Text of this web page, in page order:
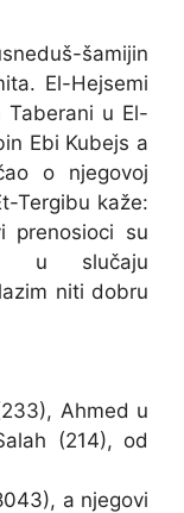
šamijin
El-Hejsemi
Taberani u El-
Ebi Kubejs a
o njegovoj
Tergibu kaže:
prenosioci su
u slučaju
niti dobru
Ahmed u
(214), od
a njegovi